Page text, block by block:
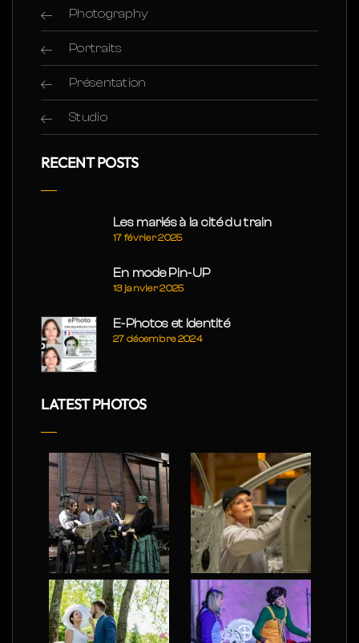
Photography
Portraits
Présentation
Studio
RECENT POSTS
Les mariés à la cité du train
17 février 2025
En mode Pin-UP
13 janvier 2025
E-Photos et Identité
27 décembre 2024
LATEST PHOTOS